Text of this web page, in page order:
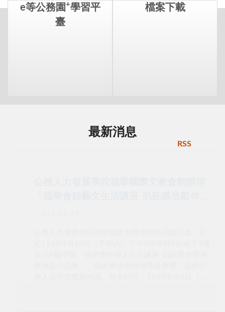
e等公務園 +學習平
臺
檔案下載
最新消息
RSS